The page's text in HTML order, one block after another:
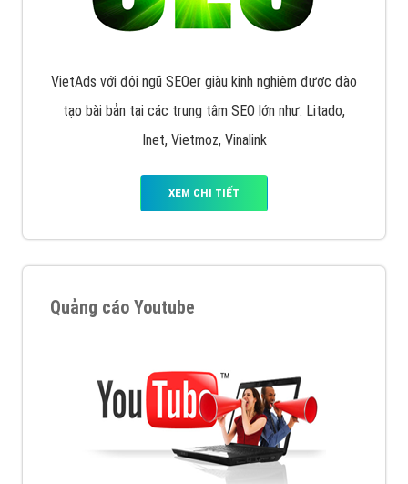
VietAds với đội ngũ SEOer giàu kinh nghiệm được đào
tạo bài bản tại các trung tâm SEO lớn như: Litado,
Inet, Vietmoz, Vinalink
XEM CHI TIẾT
Quảng cáo Youtube